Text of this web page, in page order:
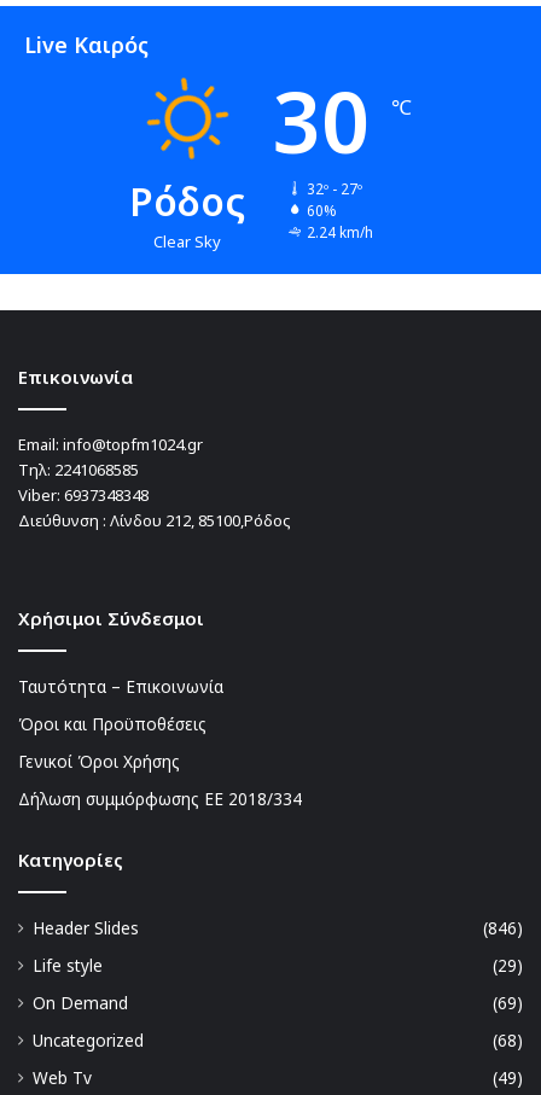
Live Καιρός
Ρόδος
Clear Sky
30 ℃
32º - 27º
60%
2.24 km/h
Επικοινωνία
Email: info@topfm1024.gr
Τηλ: 2241068585
Viber: 6937348348
Διεύθυνση : Λίνδου 212, 85100,Ρόδος
Χρήσιμοι Σύνδεσμοι
Ταυτότητα – Επικοινωνία
Όροι και Προϋποθέσεις
Γενικοί Όροι Χρήσης
Δήλωση συμμόρφωσης ΕΕ 2018/334
Kατηγορίες
Header Slides
(846)
Life style
(29)
On Demand
(69)
Uncategorized
(68)
Web Tv
(49)